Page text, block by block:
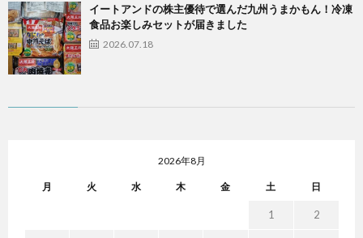
イートアンドの株主優待で選んだ九州うまかもん！冷凍
食品お楽しみセットが届きました
2026.07.18
2026年8月
月 火 水 木 金 土 日
1 2